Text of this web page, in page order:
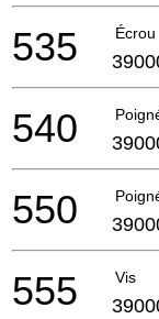
Écrou
535
540
550
Vis
555